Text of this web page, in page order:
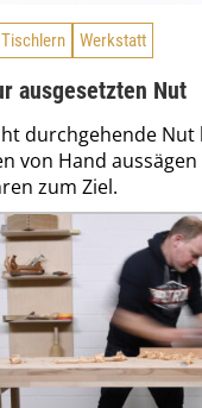
Tischlern Werkstatt
ausgesetzten Nut
durchgehende Nut
von Hand
zum Ziel.